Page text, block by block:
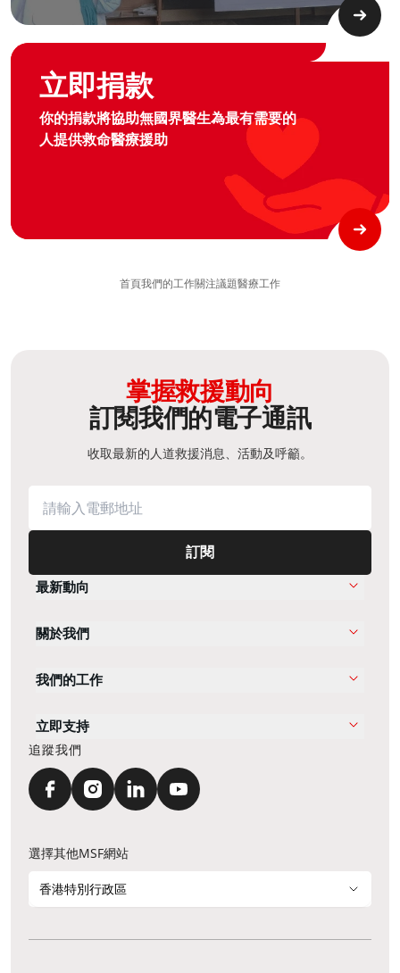
立即捐款
你的捐款將協助無國界醫生為最有需要的
人提供救命醫療援助
Graphic of hand with heart logo
首頁我們的工作關注議題醫療工作
掌握救援動向
訂閱我們的電子通訊
收取最新的人道救援消息、活動及呼籲。
訂閱
最新動向
關於我們
我們的工作
立即支持
追蹤我們
選擇其他MSF網站
香港特別行政區